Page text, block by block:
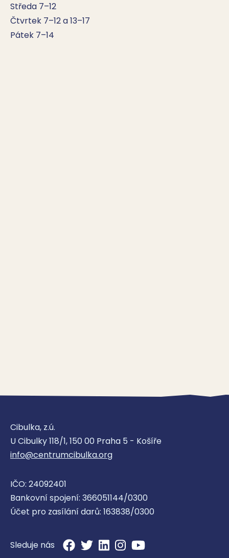
Středa 7–12
Čtvrtek 7–12 a 13–17
Pátek 7–14
Cibulka, z.ú.
U Cibulky 118/1, 150 00 Praha 5 - Košíře
info@centrumcibulka.org
IČO: 24092401
Bankovní spojení: 366051144/0300
Účet pro zasílání darů: 163838/0300
Sleduje nás